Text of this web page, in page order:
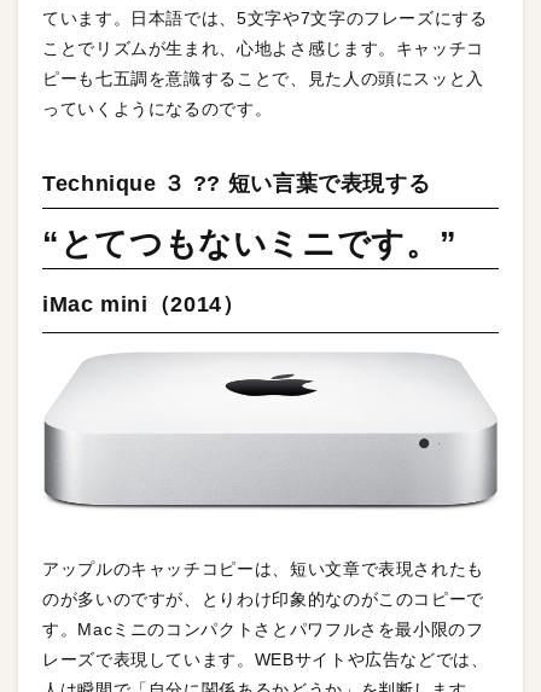
ています。日本語では、5文字や7文字のフレーズにする
ことでリズムが生まれ、心地よさ感じます。キャッチコ
ピーも七五調を意識することで、見た人の頭にスッと入
っていくようになるのです。
Technique ３ ?? 短い言葉で表現する
“とてつもないミニです。”
iMac mini（2014）
アップルのキャッチコピーは、短い文章で表現されたも
のが多いのですが、とりわけ印象的なのがこのコピーで
す。Macミニのコンパクトさとパワフルさを最小限のフ
レーズで表現しています。WEBサイトや広告などでは、